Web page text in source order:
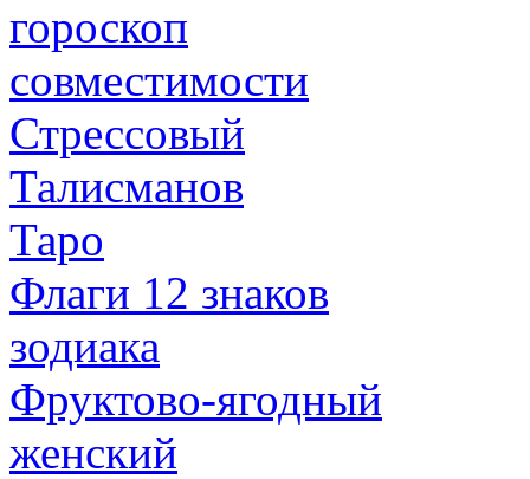
гороскоп
совместимости
Стрессовый
Талисманов
Таро
Флаги 12 знаков
зодиака
Фруктово-ягодный
женский